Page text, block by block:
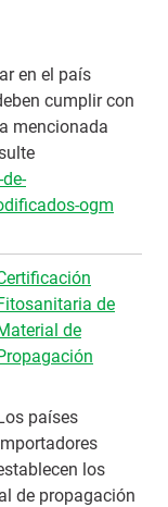
en el país
cumplir con
mencionada
ogm
de
de
países
los
de propagación